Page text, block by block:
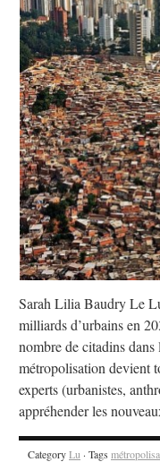
Sarah Lilia Baudry Le
milliards d’urbains en
nombre de citadins
métropolisation devient
experts (urbanistes,
appréhender les
CategoryLu · Tags